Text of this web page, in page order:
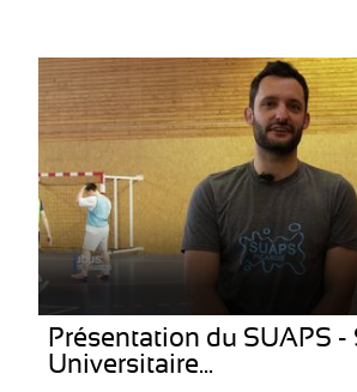
Présentation du SUAPS -
Universitaire...